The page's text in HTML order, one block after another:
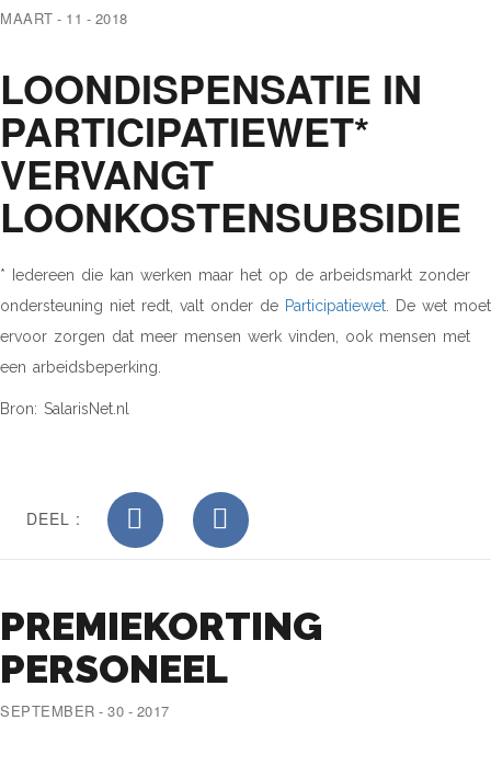
MAART - 11 - 2018
LOONDISPENSATIE IN
PARTICIPATIEWET*
VERVANGT
LOONKOSTENSUBSIDIE
* Iedereen die kan werken maar het op de arbeidsmarkt zonder
ondersteuning niet redt, valt onder de Participatiewet . De wet moet
ervoor zorgen dat meer mensen werk vinden, ook mensen met
een arbeidsbeperking.
Bron: SalarisNet.nl
DEEL :
PREMIEKORTING
PERSONEEL
SEPTEMBER - 30 - 2017